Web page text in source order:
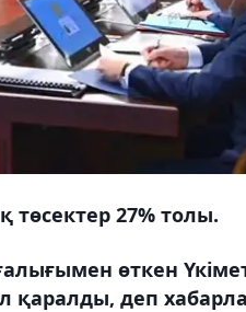
27% толы.
өткен
қаралды, деп